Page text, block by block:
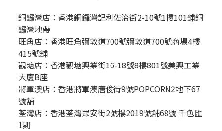
銅鑼灣店： 香港銅鑼灣記利佐治街2-10號1樓101鋪銅
鑼灣地帶
旺角店：香港旺角彌敦道700號彌敦道700號商場4樓
415號舖
觀塘店：香港觀塘興業街16-18號8樓801號美興工業
大廈B座
將軍澳店：香港將軍澳唐俊街9號POPCORN2地下67
號舖
荃灣店：香港荃灣眾安街2號樓2019號舖68號 千色匯
1期